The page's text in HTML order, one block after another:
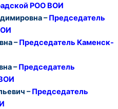
РОО ВОИ
–Председатель
–Председатель Каменск-
–Председатель
–Председатель